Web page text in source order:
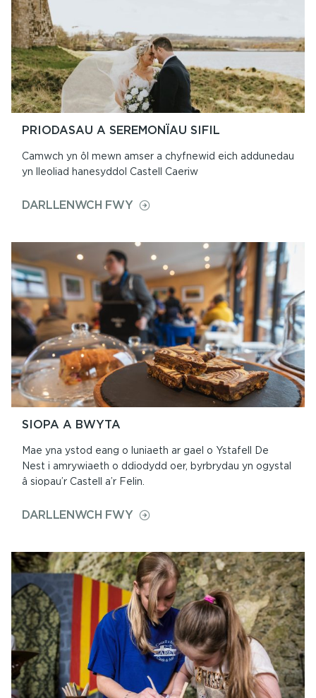
PRIODASAU A SEREMONÏAU SIFIL
Camwch yn ôl mewn amser a chyfnewid eich addunedau
yn lleoliad hanesyddol Castell Caeriw
DARLLENWCH FWYON
SEREMONÏAU
SIFIL
SIOPA A BWYTA
Mae yna ystod eang o luniaeth ar gael o Ystafell De
Nest i amrywiaeth o ddiodydd oer, byrbrydau yn ogystal
â siopau’r Castell a’r Felin.
DARLLENWCH FWYON
BWYTA